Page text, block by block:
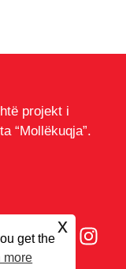
projekt i
“Mollëkuqja”.
get the
more
x